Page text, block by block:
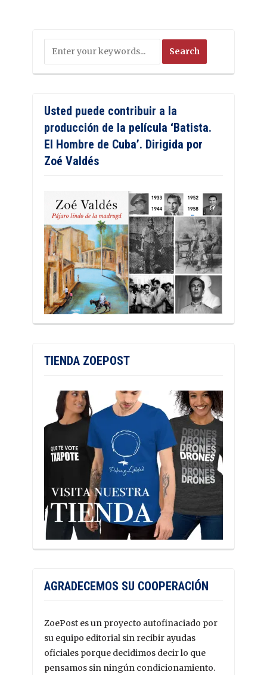
Usted puede contribuir a la
producción de la película ‘Batista.
El Hombre de Cuba’. Dirigida por
Zoé Valdés
TIENDA ZOEPOST
AGRADECEMOS SU COOPERACIÓN
ZoePost es un proyecto autofinaciado por
su equipo editorial sin recibir ayudas
oficiales porque decidimos decir lo que
pensamos sin ningún condicionamiento.